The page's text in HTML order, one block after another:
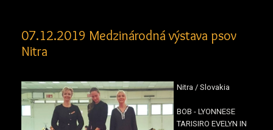
07.12.2019 Medzinárodná výstava psov
Nitra
Nitra / Slovakia
BOB - LYONNESE
TARISIRO EVELYN IN